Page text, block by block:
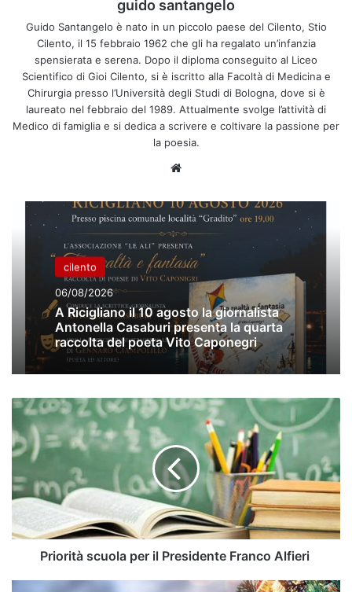
guido santangelo
Guido Santangelo è nato in un piccolo paese del Cilento, Stio
Cilento, il 15 febbraio 1962 che gli ha regalato un’infanzia
spensierata e serena. Dopo il diploma conseguito al Liceo
Scientifico di Gioi Cilento, si è iscritto alla Facoltà di Medicina e
Chirurgia presso l’Università degli Studi di Bologna, dove si è
laureato nel febbraio del 1989. Attualmente svolge l’attività di
Medico di famiglia e si dedica a scrivere e coltivare la passione per
la poesia.
cilento
06/08/2026
A Ricigliano il 10 agosto la giornalista
Antonella Casaburi presenta la quarta
raccolta del poeta Vito Caponegri
Priorità
scuola
per
il
Franco
Alfieri
Priorità scuola per il Presidente Franco Alfieri